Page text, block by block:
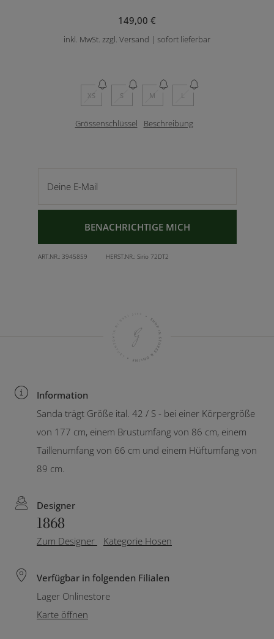
149,00 €
inkl. MwSt. zzgl. Versand | sofort lieferbar
XS S M L
Grössenschlüssel Beschreibung
BENACHRICHTIGE MICH
ART.NR.: 3945859 HERST.NR.: Sirio 72DT2
Information
Sanda trägt Größe ital. 42 / S - bei einer Körpergröße
von 177 cm, einem Brustumfang von 86 cm, einem
Taillenumfang von 66 cm und einem Hüftumfang von
89 cm.
Designer
1868
Zum Designer Kategorie Hosen
Verfügbar in folgenden Filialen
Lager Onlinestore
Karte öffnen